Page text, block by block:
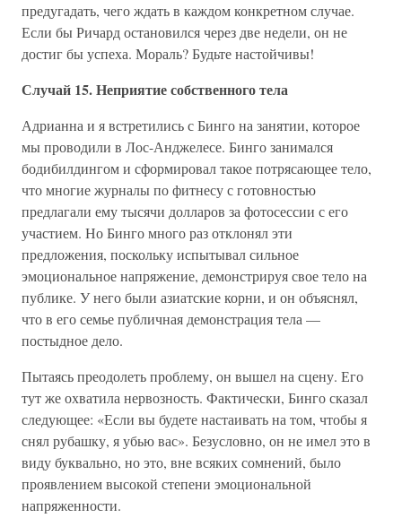
предугадать, чего ждать в каждом конкретном случае.
Если бы Ричард остановился через две недели, он не
достиг бы успеха. Мораль? Будьте настойчивы!
Случай 15. Неприятие собственного тела
Адрианна и я встретились с Бинго на занятии, которое
мы проводили в Лос-Анджелесе. Бинго занимался
бодибилдингом и сформировал такое потрясающее тело,
что многие журналы по фитнесу с готовностью
предлагали ему тысячи долларов за фотосессии с его
участием. Но Бинго много раз отклонял эти
предложения, поскольку испытывал сильное
эмоциональное напряжение, демонстрируя свое тело на
публике. У него были азиатские корни, и он объяснял,
что в его семье публичная демонстрация тела —
постыдное дело.
Пытаясь преодолеть проблему, он вышел на сцену. Его
тут же охватила нервозность. Фактически, Бинго сказал
следующее: «Если вы будете настаивать на том, чтобы я
снял рубашку, я убью вас». Безусловно, он не имел это в
виду буквально, но это, вне всяких сомнений, было
проявлением высокой степени эмоциональной
напряженности.